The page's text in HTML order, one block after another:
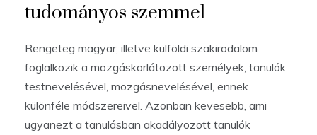
tudományos szemmel
Rengeteg magyar, illetve külföldi szakirodalom
foglalkozik a mozgáskorlátozott személyek, tanulók
testnevelésével, mozgásnevelésével, ennek
különféle módszereivel. Azonban kevesebb, ami
ugyanezt a tanulásban akadályozott tanulók